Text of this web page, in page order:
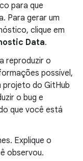
para que
Para gerar um
clique em
Data.
reproduzir o
possível,
projeto do GitHub
o bug e
que você está
Explique o
observou.